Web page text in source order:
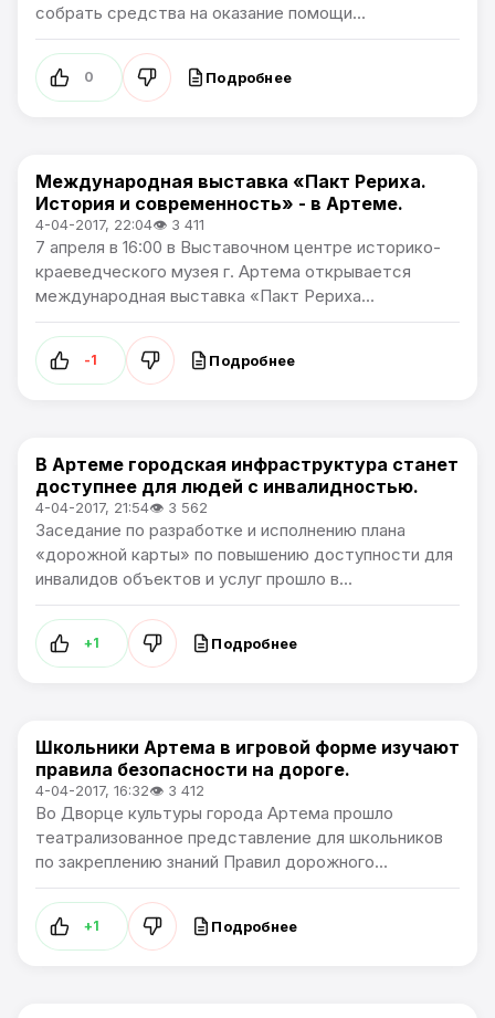
собрать средства на оказание помощи...
0 Подробнее
Общество
Международная выставка «Пакт Рериха.
История и современность» - в Артеме.
4-04-2017, 22:04👁 3 411
7 апреля в 16:00 в Выставочном центре историко-
краеведческого музея г. Артема открывается
международная выставка «Пакт Рериха...
-1 Подробнее
Общество
В Артеме городская инфраструктура станет
доступнее для людей с инвалидностью.
4-04-2017, 21:54👁 3 562
Заседание по разработке и исполнению плана
«дорожной карты» по повышению доступности для
инвалидов объектов и услуг прошло в...
+1 Подробнее
Общество
Школьники Артема в игровой форме изучают
правила безопасности на дороге.
4-04-2017, 16:32👁 3 412
Во Дворце культуры города Артема прошло
театрализованное представление для школьников
по закреплению знаний Правил дорожного...
+1 Подробнее